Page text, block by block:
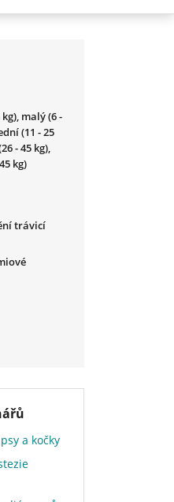
malý (6 -
(11 - 25
- 45 kg),
kg)
trávicí
a kočky